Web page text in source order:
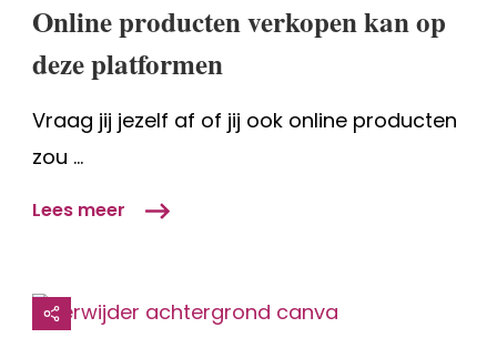
op
platformen
Online producten verkopen kan op
deze platformen
Vraag jij jezelf af of jij ook online producten
zou …
Lees meer